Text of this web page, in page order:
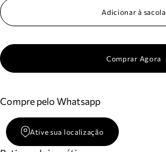
Adicionar à sacola
Comprar Agora
Compre pelo Whatsapp
Ative sua localização